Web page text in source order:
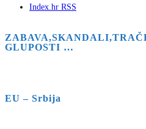
Index.hr RSS
GLUPOSTI …
EU – Srbija